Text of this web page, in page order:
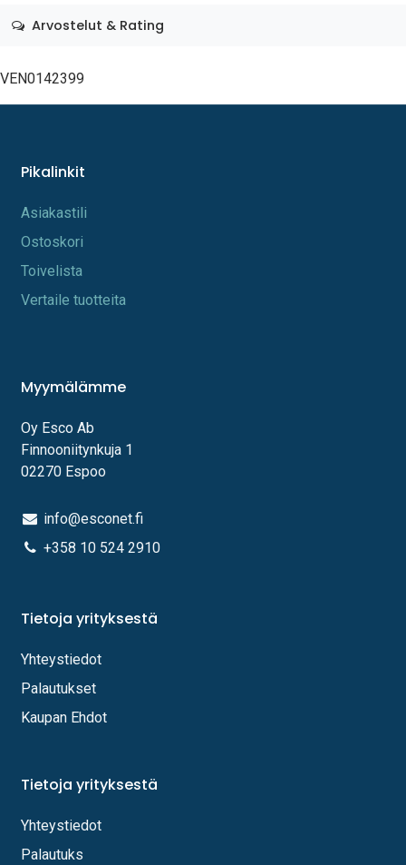
Arvostelut & Rating
VEN0142399
Pikalinkit
A​s​iakastili
Os​toskori
Toi​velista
Vertaile tuotteita
Myymälämme
Oy Esco Ab
Finnooniitynkuja 1
02270 Espoo
info@esconet.fi
+358 10 524 2910
Tietoja yrityksestä
Yhteystiedot
Palautukset
Kaupan Ehdot
Tietoja yrityksestä
Yhteystiedot
Palautuks